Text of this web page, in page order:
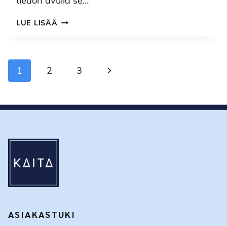
LUE LISÄÄ LIGHT
Sivunavigointi
1 2 3
Seuraava
ASIAKASTUKI